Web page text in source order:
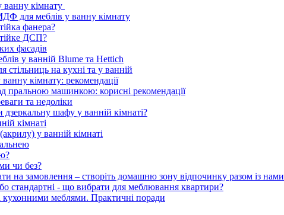
ванну кімнату
для меблів у ванну кімнату
фанера?
ДСП?
фасадів
у ванній Blume та Hettich
стільниць на кухні та у ванній
кімнату: рекомендації
пральною машинкою: корисні рекомендації
та недоліки
шафу у ванній кімнаті?
кімнаті
у ванній кімнаті
чи без?
на замовлення – створіть домашню зону відпочинку разом із нами
стандартні - що вибрати для меблювання квартири?
кухонними меблями. Практичні поради